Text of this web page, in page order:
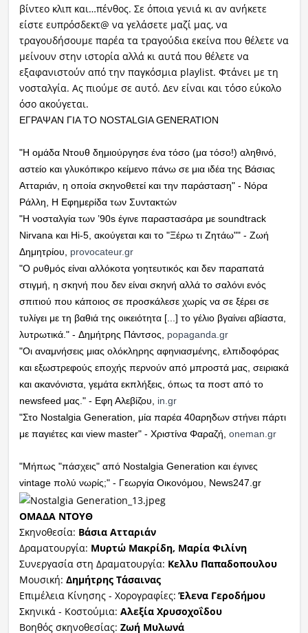
βίντεο κλιπ και…πένθος. Σε όποια γενιά κι αν ανήκετε
είστε ευπρόσδεκτ@ να γελάσετε μαζί μας, να
τραγουδήσουμε παρέα τα τραγούδια εκείνα που θέλετε να
μείνουν στην ιστορία αλλά κι αυτά που θέλετε να
εξαφανιστούν από την παγκόσμια playlist. Φτάνει με τη
νοσταλγία. Ας πιούμε σε αυτό. Δεν είναι και τόσο εύκολο
όσο ακούγεται.
ΕΓΡΑΨΑΝ ΓΙΑ ΤΟ NOSTALGIA GENERATION
"Η ομάδα Ντουθ δημιούργησε ένα τόσο (μα τόσο!) αληθινό,
αστείο και γλυκόπικρο κείμενο πάνω σε μια ιδέα της Βάσιας
Ατταριάν, η οποία σκηνοθετεί και την παράσταση" - Νόρα
Ράλλη, Η Εφημερίδα των Συντακτών
"Η νοσταλγία των ’90s έγινε παραστασάρα με soundtrack
Nirvana και Hi-5, ακούγεται και το "Ξέρω τι Ζητάω"" - Ζωή
Δημητρίου, provocateur.gr
"O ρυθμός είναι αλλόκοτα γοητευτικός και δεν παραπατά
στιγμή, η σκηνή που δεν είναι σκηνή αλλά το σαλόνι ενός
σπιτιού που κάποιος σε προσκάλεσε χωρίς να σε ξέρει σε
τυλίγει με τη βαθιά της οικειότητα [...] το γέλιο βγαίνει αβίαστα,
λυτρωτικά." - Δημήτρης Πάντσος, popaganda.gr
"Οι αναμνήσεις μιας ολόκληρης αφηνιασμένης, ελπιδοφόρας
και εξωστρεφούς εποχής περνούν από μπροστά μας, σειριακά
και ακανόνιστα, γεμάτα εκπλήξεις, όπως τα ποστ από το
newsfeed μας." - Εφη Αλεβίζου, in.gr
"Στο Nostalgia Generation, μία παρέα 40αρηδων στήνει πάρτι
με παγιέτες και view master" - Χριστίνα Φαραζή, oneman.gr
"Μήπως "πάσχεις" από Nostalgia Generation και έγινες
vintage πολύ νωρίς;" - Γεωργία Οικονόμου, News247.gr
ΟΜΑΔΑ ΝΤΟΥΘ
Σκηνοθεσία: Βάσια Ατταριάν
Δραματουργία: Μυρτώ Μακρίδη, Μαρία Φιλίνη
Συνεργασία στη Δραματουργία: Κελλυ Παπαδοπουλου
Μουσική: Δημήτρης Τάσαινας
Επιμέλεια Κίνησης - Χορογραφίες:Έλενα Γεροδήμου
Σκηνικά - Κοστούμια: Αλεξία Χρυσοχοΐδου
Βοηθός σκηνοθεσίας: Ζωή Μυλωνά